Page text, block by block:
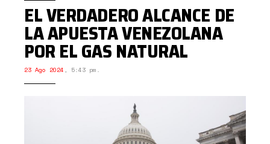
EL VERDADERO ALCANCE DE
LA APUESTA VENEZOLANA
POR EL GAS NATURAL
23 Ago 2024 , 5:43 pm.